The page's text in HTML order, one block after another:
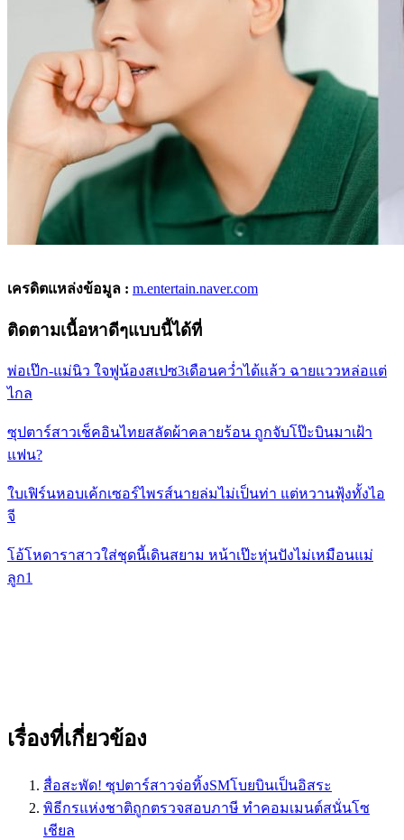
เครดิตแหล่งข้อมูล : m.entertain.naver.com
ติดตามเนื้อหาดีๆแบบนี้ได้ที่
พ่อเป๊ก-แม่นิว ใจฟูน้องสเปซ3เดือนคว่ำได้แล้ว ฉายแววหล่อแต่
ไกล
ซุปตาร์สาวเช็คอินไทยสลัดผ้าคลายร้อน ถูกจับโป๊ะบินมาเฝ้า
แฟน?
ใบเฟิร์นหอบเค้กเซอร์ไพรส์นายล่มไม่เป็นท่า แต่หวานฟุ้งทั้งไอ
จี
โอ้โหดาราสาวใส่ชุดนี้เดินสยาม หน้าเป๊ะหุ่นปังไม่เหมือนแม่
ลูก1
เรื่องที่เกี่ยวข้อง
สื่อสะพัด! ซุปตาร์สาวจ่อทิ้งSMโบยบินเป็นอิสระ
พิธีกรแห่งชาติถูกตรวจสอบภาษี ทำคอมเมนต์สนั่นโซ
เชียล